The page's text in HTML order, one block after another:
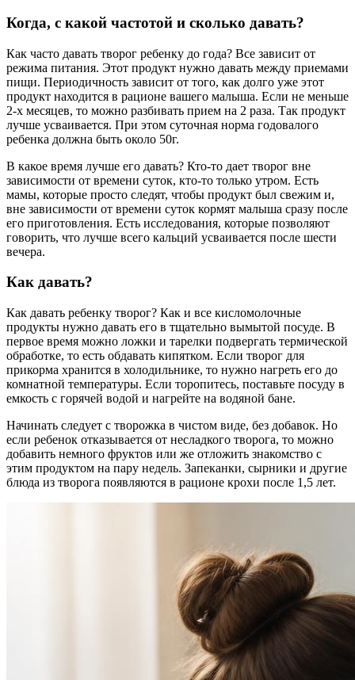
Когда, с какой частотой и сколько давать?
Как часто давать творог ребенку до года? Все зависит от
режима питания. Этот продукт нужно давать между приемами
пищи. Периодичность зависит от того, как долго уже этот
продукт находится в рационе вашего малыша. Если не меньше
2-х месяцев, то можно разбивать прием на 2 раза. Так продукт
лучше усваивается. При этом суточная норма годовалого
ребенка должна быть около 50г.
В какое время лучше его давать? Кто-то дает творог вне
зависимости от времени суток, кто-то только утром. Есть
мамы, которые просто следят, чтобы продукт был свежим и,
вне зависимости от времени суток кормят малыша сразу после
его приготовления. Есть исследования, которые позволяют
говорить, что лучше всего кальций усваивается после шести
вечера.
Как давать?
Как давать ребенку творог? Как и все кисломолочные
продукты нужно давать его в тщательно вымытой посуде. В
первое время можно ложки и тарелки подвергать термической
обработке, то есть обдавать кипятком. Если творог для
прикорма хранится в холодильнике, то нужно нагреть его до
комнатной температуры. Если торопитесь, поставьте посуду в
емкость с горячей водой и нагрейте на водяной бане.
Начинать следует с творожка в чистом виде, без добавок. Но
если ребенок отказывается от несладкого творога, то можно
добавить немного фруктов или же отложить знакомство с
этим продуктом на пару недель. Запеканки, сырники и другие
блюда из творога появляются в рационе крохи после 1,5 лет.